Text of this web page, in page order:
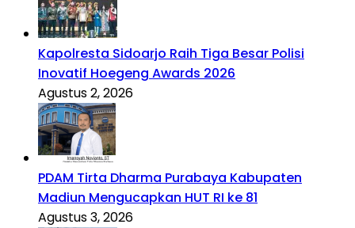
Kapolresta Sidoarjo Raih Tiga Besar Polisi
Inovatif Hoegeng Awards 2026
Agustus 2, 2026
PDAM Tirta Dharma Purabaya Kabupaten
Madiun Mengucapkan HUT RI ke 81
Agustus 3, 2026